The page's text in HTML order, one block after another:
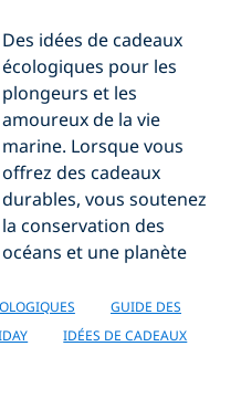
Des idées de cadeaux
écologiques pour les
plongeurs et les
amoureux de la vie
marine. Lorsque vous
offrez des cadeaux
durables, vous soutenez
la conservation des
océans et une planète
GUIDE DES
IDÉES DE CADEAUX